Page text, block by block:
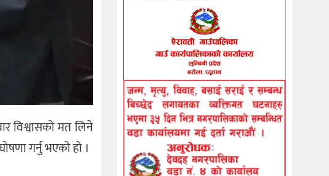
विश्वासको मत लिने
गर्नु भएको हो ।